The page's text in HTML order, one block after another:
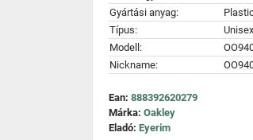
Gyártási anyag:
Típus:
Unisex
Modell:
Nickname:
Ean: 888392620279
Márka: Oakley
Eladó: Eyerim